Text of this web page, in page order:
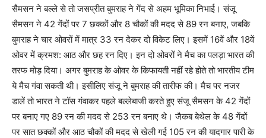
सैमसन ने बल्ले से तो जसप्रीत बुमराह ने गेंद से अहम भूमिका निभाई। संजू
सैमसन ने 42 गेंदों पर 7 छक्कों और 8 चौकों की मदद से 89 रन बनाए, जबकि
बुमराह ने चार ओवरों में मात्र 33 रन देकर दो विकेट लिए। इसमें 16वें और 18वें
ओवर में क्रमश: आठ और छह रन दिए। इन दो ओवरों ने मैच का पलड़ा भारत की
तरफ मोड़ दिया। अगर बुमराह के ओवर के किफायती नहीं रहे होते तो भारतीय टीम
ये मैच गंवा सकती थी। इसीलिए संजू ने बुमराह की तारीफ की। मैच पर नजर
डालें तो भारत ने टॉस गंवाकर पहले बल्लेबाजी करते हुए संजू सैमसन के 42 गेंदों
पर बनाए गए 89 रन की मदद से 253 रन बनाए थे। जैकब बेथेल के 48 गेंदों
पर सात छक्कों और आठ चौकों की मदद से खेली गई 105 रन की यादगार पारी के